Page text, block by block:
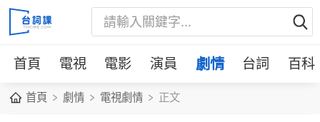
首頁 電視 電影 演員 劇情 台詞 百科
首頁 劇情 電視劇情 正文